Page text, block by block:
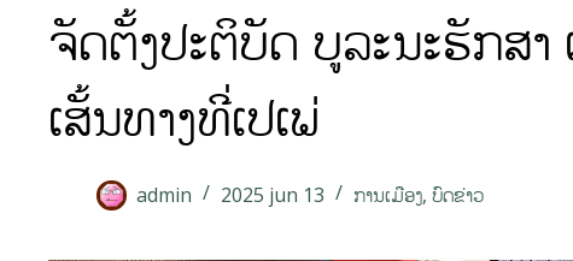
ຈັດຕັ້ງປະຕິບັດ ບູລະນະຮັກສາ
ເສັ້ນທາງທີ່ເປເພ່
admin 2025 jun 13 ການເມືອງ, ບົດຂ່າວ